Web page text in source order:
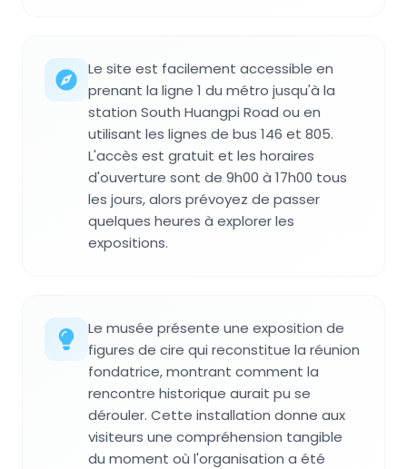
Le site est facilement accessible en
prenant la ligne 1 du métro jusqu'à la
station South Huangpi Road ou en
utilisant les lignes de bus 146 et 805.
L'accès est gratuit et les horaires
d'ouverture sont de 9h00 à 17h00 tous
les jours, alors prévoyez de passer
quelques heures à explorer les
expositions.
Le musée présente une exposition de
figures de cire qui reconstitue la réunion
fondatrice, montrant comment la
rencontre historique aurait pu se
dérouler. Cette installation donne aux
visiteurs une compréhension tangible
du moment où l'organisation a été